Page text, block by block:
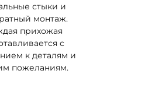
стыки и
монтаж.
прихожая
с
к деталям и
пожеланиям.